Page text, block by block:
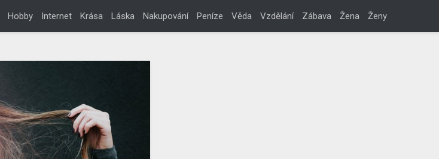
Hobby Internet Krása Láska Nakupování Peníze Věda Vzdělání Zábava Žena Ženy